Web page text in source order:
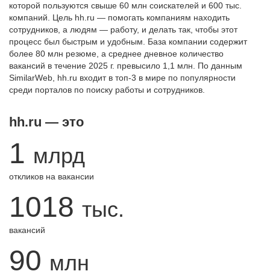
которой пользуются свыше 60 млн соискателей и 600 тыс.
компаний. Цель hh.ru — помогать компаниям находить
сотрудников, а людям — работу, и делать так, чтобы этот
процесс был быстрым и удобным. База компании содержит
более 80 млн резюме, а среднее дневное количество
вакансий в течение 2025 г. превысило 1,1 млн. По данным
SimilarWeb, hh.ru входит в топ-3 в мире по популярности
среди порталов по поиску работы и сотрудников.
hh.ru — это
1 млрд
откликов на вакансии
1018 тыс.
вакансий
90 млн